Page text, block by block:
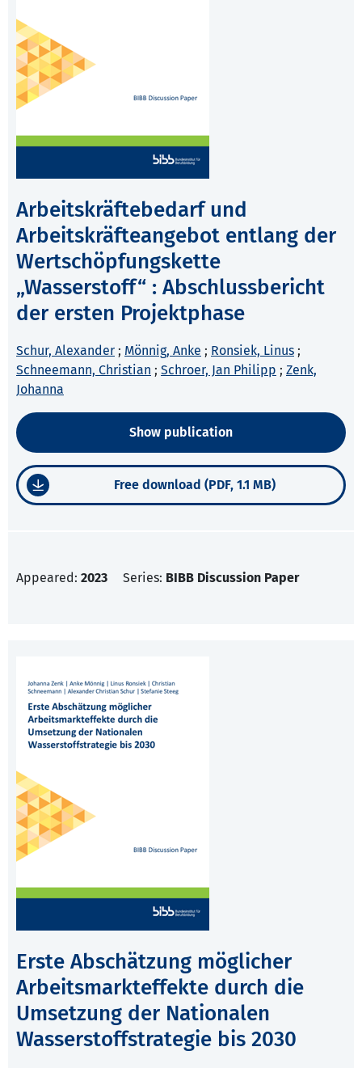
Arbeitskräftebedarf und
Arbeitskräfteangebot entlang der
Wertschöpfungskette
„Wasserstoff“ : Abschlussbericht
der ersten Projektphase
Schur, Alexander ; Mönnig, Anke ; Ronsiek, Linus ;
Schneemann, Christian ; Schroer, Jan Philipp ; Zenk,
Johanna
Show publication
Free download (PDF, 1.1 MB)
Appeared: 2023 Series: BIBB Discussion Paper
Erste Abschätzung möglicher
Arbeitsmarkteffekte durch die
Umsetzung der Nationalen
Wasserstoffstrategie bis 2030